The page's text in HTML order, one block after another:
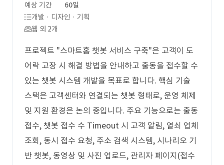
예상 기간
60일
개발 · 디자인 · 기획
웹 외 2개
프로젝트 "스마트홈 챗봇 서비스 구축"은 고객이 도
어락 고장 시 해결 방법을 안내하고 출동을 접수할 수
있는 챗봇 시스템 개발을 목표로 합니다. 핵심 기술
스택은 고객센터와 연결되는 챗봇 형태로, 운영 체제
및 지원 환경은 논의 중입니다. 주요 기능으로는 출동
접수, 챗봇 접수 수 Timeout 시 고객 알림, 열쇠 업체
조회, 동시 접수 요청, 주소 검색 시스템, 시나리오 기
반 챗봇, 동영상 및 사진 업로드, 관리자 페이지(접수